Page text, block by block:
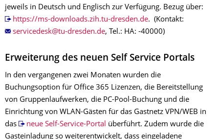
jeweils in Deutsch und Englisch zur Verfügung. Bezug über:
https://ms-downloads.zih.tu-dresden.de. (Kontakt:
, Tel.: HA: -40000)
Erweiterung des neuen Self Service Portals
In den vergangenen zwei Monaten wurden die
Buchungsoption für Office 365 Lizenzen, die Bereitstellung
von Gruppenlaufwerken, die PC-Pool-Buchung und die
Einrichtung von WLAN-Gästen für das Gastnetz VPN/WEB in
das
neue Self-Service-Portal überführt. Zudem wurde die
Gasteinladung so weiterentwickelt, dass eingeladene